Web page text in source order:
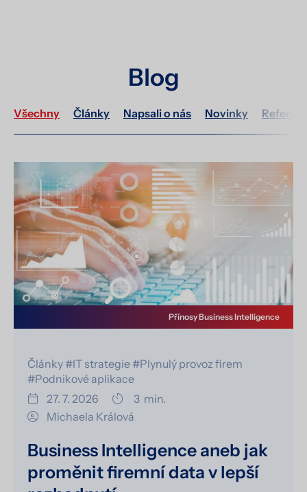
Blog
Všechny Články Napsali o nás Novinky
Články #IT strategie #Plynulý provoz firem
#Podnikové aplikace
27. 7. 2026
3 min.
Michaela Králová
Business Intelligence aneb jak
proměnit firemní data v lepší
Přínosy Business Intelligence